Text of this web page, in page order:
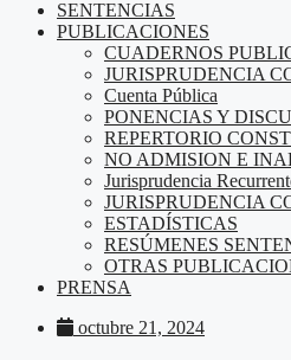
SENTENCIAS
PUBLICACIONES
CUADERNOS
JURISPRUDENCIA
Cuenta Pública
PONENCIAS Y
REPERTORIO
NO ADMISION E
Jurisprudencia
JURISPRUDENCIA
ESTADÍSTICAS
RESÚMENES
OTRAS
PRENSA
octubre 21, 2024